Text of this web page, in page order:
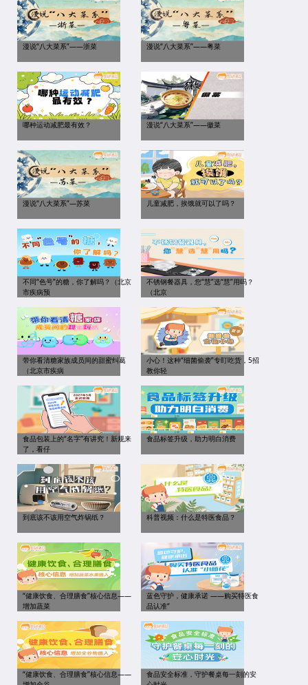
漫说“八大菜系”——浙菜 漫说“八大菜系”——粤菜
哪种运动减肥最有效？ 漫说“八大菜系”——徽菜
漫说“八大菜系”—苏菜 儿童减肥，挨饿就可以了吗？
不同“色号”的糖，你了解吗？（北京
市疾病预
不锈钢餐器具，您“慧”选“慧”用吗？
（北京
带你看清糖家族成员间的甜蜜纠葛
（北京市疾病
小心！这种“细菌偷袭”专盯吃货，5招
教你轻
食品包装上的“名字”有讲究！新规来
了，看仔
食品标签升级，助力明白消费
到底该不该用空气炸锅纸？ 科普视频：什么是特医食品？
“健康饮食、合理膳食”核心信息——
增加蔬菜
蓝色守护，健康承诺 ——购买特医食
品认准“
“健康饮食、合理膳食”核心信息——
食品安全标准，守护餐桌每一刻的安